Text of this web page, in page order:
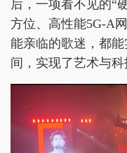
后，一项看不见的“
方位、高性能5G-A
能亲临的歌迷，都
间，实现了艺术与